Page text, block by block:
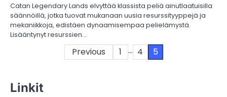
Catan Legendary Lands elvyttää klassista peliä ainutlaatuisilla
säännöillä, jotka tuovat mukanaan uusia resurssityyppejä ja
mekaniikkoja, edistäen dynaamisempaa pelielämystä.
Lisääntynyt resurssien…
Previous 1 … 4 5
Linkit